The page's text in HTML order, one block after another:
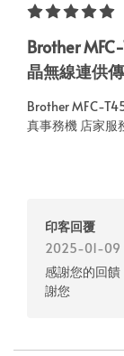
Brother
晶無線連供
Brother MFC-
真事務機 店家服
印客回覆
2025-01-09
感謝您的回
謝您